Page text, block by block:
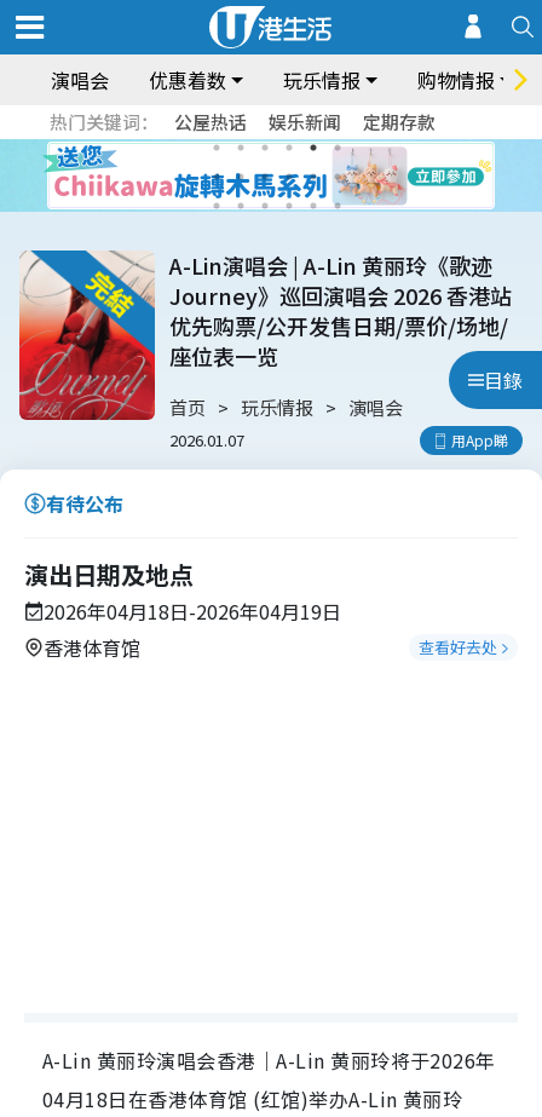
演唱会 优惠着数 玩乐情报 购物情报
热门关键词： 公屋热话 娱乐新闻 定期存款
目錄
A-Lin演唱会 | A-Lin 黄丽玲《歌迹
Journey》巡回演唱会 2026 香港站
优先购票/公开发售日期/票价/场地/
座位表一览
首页 玩乐情报 演唱会
2026.01.07 用App睇
有待公布
演出日期及地点
2026年04月18日-2026年04月19日
香港体育馆
查看好去处
A-Lin 黄丽玲演唱会香港｜A-Lin 黄丽玲将于2026年
04月18日在香港体育馆 (红馆)举办A-Lin 黄丽玲